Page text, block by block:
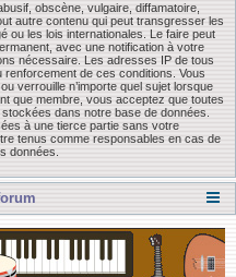
obscène, vulgaire, diffamatoire,
autre contenu qui peut transgresser les
ou les lois internationales. Le faire peut
avec une notification à votre
nécessaire. Les adresses IP de tous
de ces conditions. Vous
verrouille n’importe quel sujet lorsque
que membre, vous acceptez que toutes
dans notre base de données.
à une tierce partie sans votre
tenus comme responsables en cas de
données.